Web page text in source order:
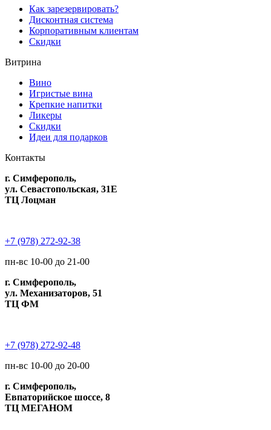
Как зарезервировать?
Дисконтная система
Корпоративным клиентам
Скидки
Витрина
Вино
Игристые вина
Крепкие напитки
Ликеры
Скидки
Идеи для подарков
Контакты
г. Симферополь,
ул. Севастопольская, 31Е
ТЦ Лоцман
+7 (978) 272-92-38
пн-вс 10-00 до 21-00
г. Симферополь,
ул. Механизаторов, 51
ТЦ ФМ
+7 (978) 272-92-48
пн-вс 10-00 до 20-00
г. Симферополь,
Евпаторийское шоссе, 8
ТЦ МЕГАНОМ